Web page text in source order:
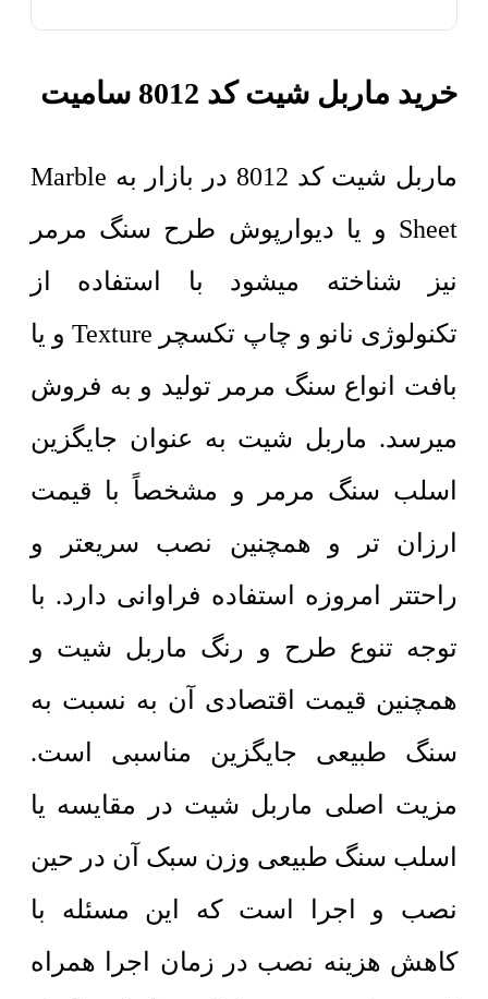
خرید ماربل شیت کد 8012 سامیت
ماربل شیت کد 8012 در بازار به Marble
Sheet و یا دیوارپوش طرح سنگ مرمر
نیز شناخته میشود با استفاده از
تکنولوژی نانو و چاپ تکسچر Texture و یا
بافت انواع سنگ مرمر تولید و به فروش
میرسد. ماربل شیت به عنوان جایگزین
اسلب سنگ مرمر و مشخصاً با قیمت
ارزان تر و همچنین نصب سریعتر و
راحتتر امروزه استفاده فراوانی دارد. با
توجه تنوع طرح و رنگ ماربل شیت و
همچنین قیمت اقتصادی آن به نسبت به
سنگ طبیعی جایگزین مناسبی است.
مزیت اصلی ماربل شیت در مقایسه یا
اسلب سنگ طبیعی وزن سبک آن در حین
نصب و اجرا است که این مسئله با
کاهش هزینه نصب در زمان اجرا همراه